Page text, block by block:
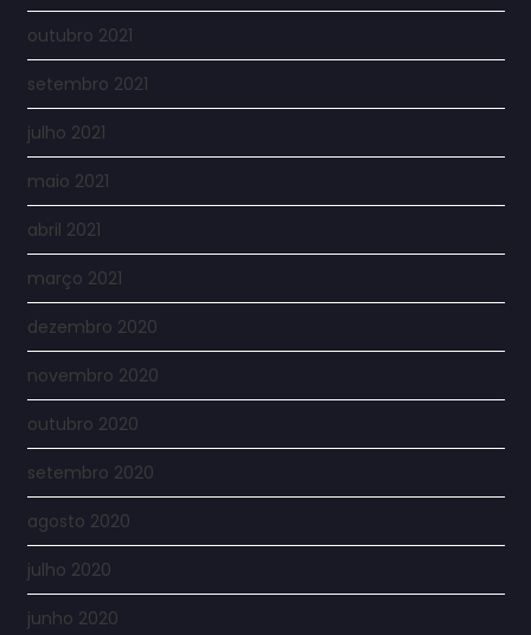
outubro 2021
setembro 2021
julho 2021
maio 2021
abril 2021
março 2021
dezembro 2020
novembro 2020
outubro 2020
setembro 2020
agosto 2020
julho 2020
junho 2020